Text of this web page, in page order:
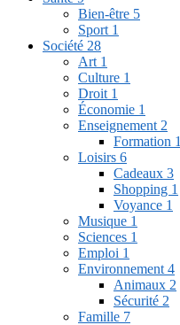
Bien-être 5
Sport 1
Société 28
Art 1
Culture 1
Droit 1
Économie 1
Enseignement 2
Formation 1
Loisirs 6
Cadeaux 3
Shopping 1
Voyance 1
Musique 1
Sciences 1
Emploi 1
Environnement 4
Animaux 2
Sécurité 2
Famille 7